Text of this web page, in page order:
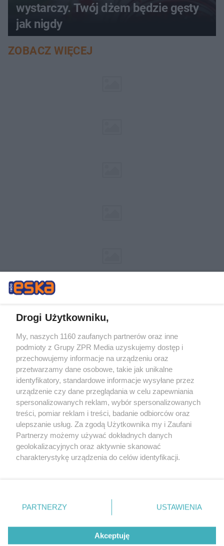
wystarczy. Twój dżem będzie gęsty
jak nigdy
ZOBACZ WIĘCEJ
Żaden utwór zamieszczony w serwisie nie może być powielany i
rozpowszechniany lub dalej rozpowszechniany w jakikolwiek sposób (w
tym także elektroniczny lub mechaniczny) na jakimkolwiek polu
eksploatacji w jakiejkolwiek formie, włącznie z umieszczaniem w
Internecie bez pisemnej zgody właściciela praw. Jakiekolwiek użycie lub
wykorzystanie utworów w całości lub w części z naruszeniem prawa,
tzn. bez właściwej zgody, jest zabronione pod groźbą kary i może być
ścigane prawnie.
© 2026 Grupa ZPR Media
Drogi Użytkowniku,
My, naszych 1160 zaufanych partnerów oraz inne
podmioty z Grupy ZPR Media uzyskujemy dostęp i
przechowujemy informacje na urządzeniu oraz
przetwarzamy dane osobowe, takie jak unikalne
identyfikatory, standardowe informacje wysyłane przez
urządzenie czy dane przeglądania w celu zapewniania
spersonalizowanych reklam, wybór spersonalizowanych
treści, pomiar reklam i treści, badanie odbiorców oraz
ulepszanie usług. Za zgodą Użytkownika my i Zaufani
Partnerzy możemy używać dokładnych danych
geolokalizacyjnych oraz aktywnie skanować
charakterystykę urządzenia do celów identyfikacji.
zmienić/wycofać klikając przycisk ustawień prywatności
znajdujący się w lewym dolnym rogu strony
rodzaje przetwarzania danych nie wymagają zgody
użytkownika, ale masz prawo sprzeciwić się takiemu
PARTNERZY USTAWIENIA
Akceptuję